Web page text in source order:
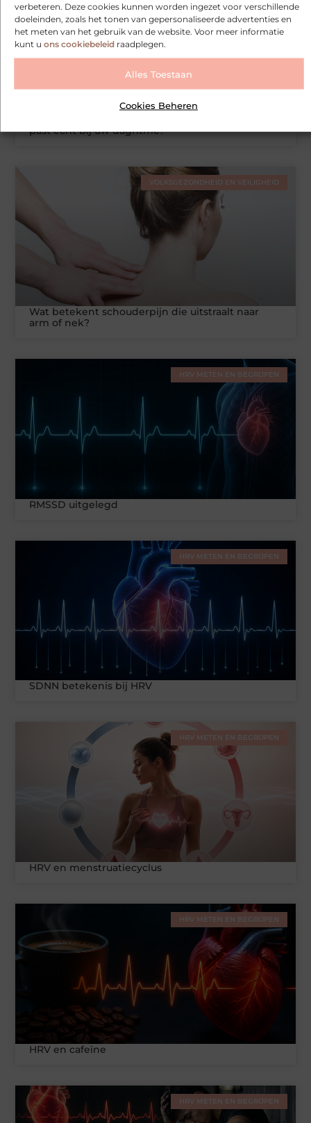
verbeteren. Deze cookies kunnen worden ingezet voor verschillende
doeleinden, zoals het tonen van gepersonaliseerde advertenties en
het meten van het gebruik van de website. Voor meer informatie
kunt u ons cookiebeleidraadplegen.
Alles Toestaan
Cookies Beheren
past echt bij uw dagritme?
VOLKSGEZONDHEID EN VEILIGHEID
Wat betekent schouderpijn die uitstraalt naar
arm of nek?
HRV METEN EN BEGRIJPEN
RMSSD uitgelegd
HRV METEN EN BEGRIJPEN
SDNN betekenis bij HRV
HRV METEN EN BEGRIJPEN
HRV en menstruatiecyclus
HRV METEN EN BEGRIJPEN
HRV en cafeïne
HRV METEN EN BEGRIJPEN